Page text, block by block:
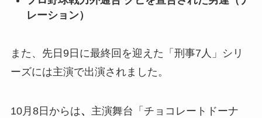
レーション）
また、先日9日に最終回を迎えた「刑事7人」シリ
ーズには主演で出演されました。
10月8日からは、 主演舞台「チョコレートドーナ